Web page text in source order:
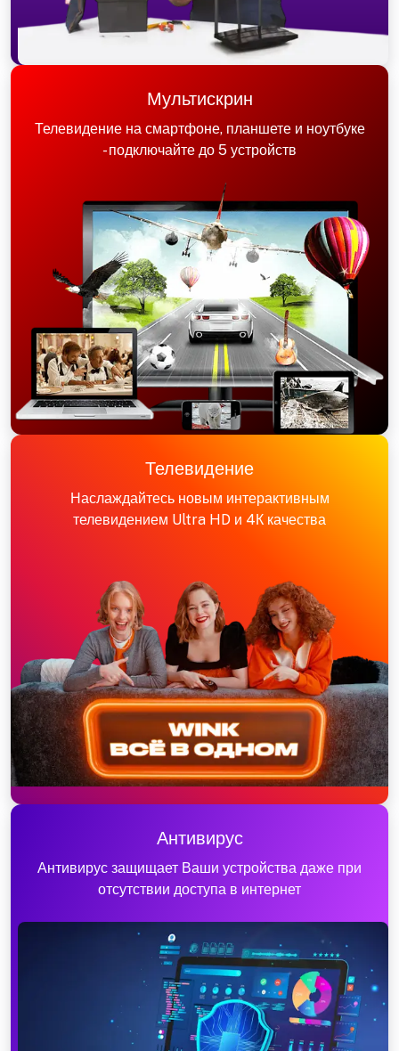
Мультискрин
Телевидение на смартфоне, планшете и ноутбуке
- подключайте до 5 устройств
Телевидение
Наслаждайтесь новым интерактивным
телевидением Ultra HD и 4К качества
Антивирус
Антивирус защищает Ваши устройства даже при
отсутствии доступа в интернет